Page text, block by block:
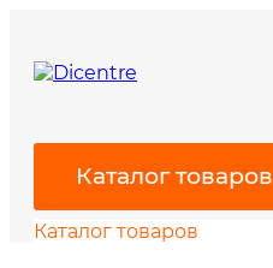
Каталог товаров
Каталог товаров